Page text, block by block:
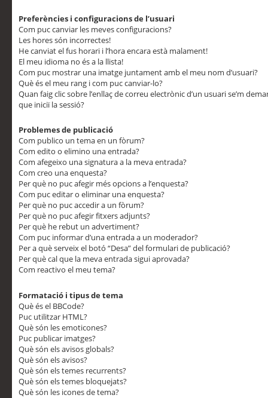
Preferències i configuracions de l’usuari
Com puc canviar les meves configuracions?
Les hores són incorrectes!
He canviat el fus horari i l’hora encara està malament!
El meu idioma no és a la llista!
Com puc mostrar una imatge juntament amb el meu nom d’usuari?
Què és el meu rang i com puc canviar-lo?
Quan faig clic sobre l’enllaç de correu electrònic d’un usuari se’m
que iniciï la sessió?
Problemes de publicació
Com publico un tema en un fòrum?
Com edito o elimino una entrada?
Com afegeixo una signatura a la meva entrada?
Com creo una enquesta?
Per què no puc afegir més opcions a l’enquesta?
Com puc editar o eliminar una enquesta?
Per què no puc accedir a un fòrum?
Per què no puc afegir fitxers adjunts?
Per què he rebut un advertiment?
Com puc informar d’una entrada a un moderador?
Per a què serveix el botó “Desa” del formulari de publicació?
Per què cal que la meva entrada sigui aprovada?
Com reactivo el meu tema?
Formatació i tipus de tema
Què és el BBCode?
Puc utilitzar HTML?
Què són les emoticones?
Puc publicar imatges?
Què són els avisos globals?
Què són els avisos?
Què són els temes recurrents?
Què són els temes bloquejats?
Què són les icones de tema?